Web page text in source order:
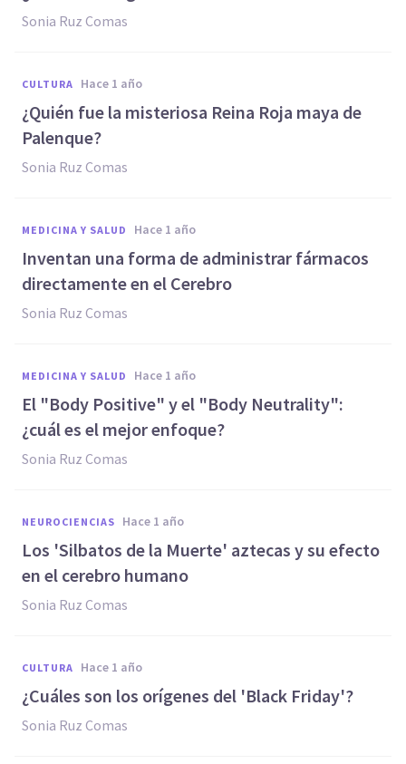
Sonia Ruz Comas
CULTURA hace 1 año
¿Quién fue la misteriosa Reina Roja maya de
Palenque?
Sonia Ruz Comas
MEDICINA Y SALUD hace 1 año
Inventan una forma de administrar fármacos
directamente en el Cerebro
Sonia Ruz Comas
MEDICINA Y SALUD hace 1 año
El "Body Positive" y el "Body Neutrality":
¿cuál es el mejor enfoque?
Sonia Ruz Comas
NEUROCIENCIAS hace 1 año
Los 'Silbatos de la Muerte' aztecas y su efecto
en el cerebro humano
Sonia Ruz Comas
CULTURA hace 1 año
¿Cuáles son los orígenes del 'Black Friday'?
Sonia Ruz Comas